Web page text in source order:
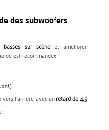
des subwoofers
basses sur scène et améliorer
est recommandée.
l’arrière avec unretard de 4,5